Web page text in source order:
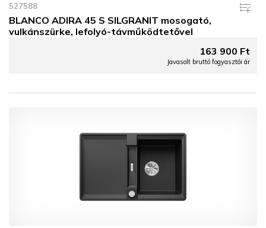
527588
BLANCO ADIRA 45 S SILGRANIT mosogató,
vulkánszürke, lefolyó-távműködtetővel
163 900 Ft
Javasolt bruttó fogyasztói ár